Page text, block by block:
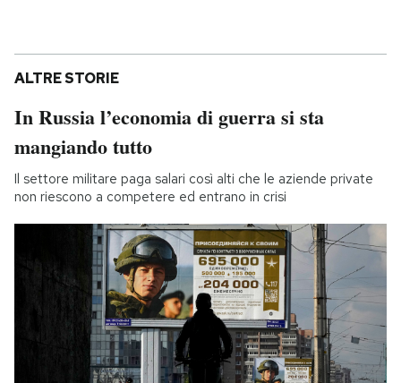
ALTRE STORIE
In Russia l’economia di guerra si sta
mangiando tutto
Il settore militare paga salari così alti che le aziende private
non riescono a competere ed entrano in crisi